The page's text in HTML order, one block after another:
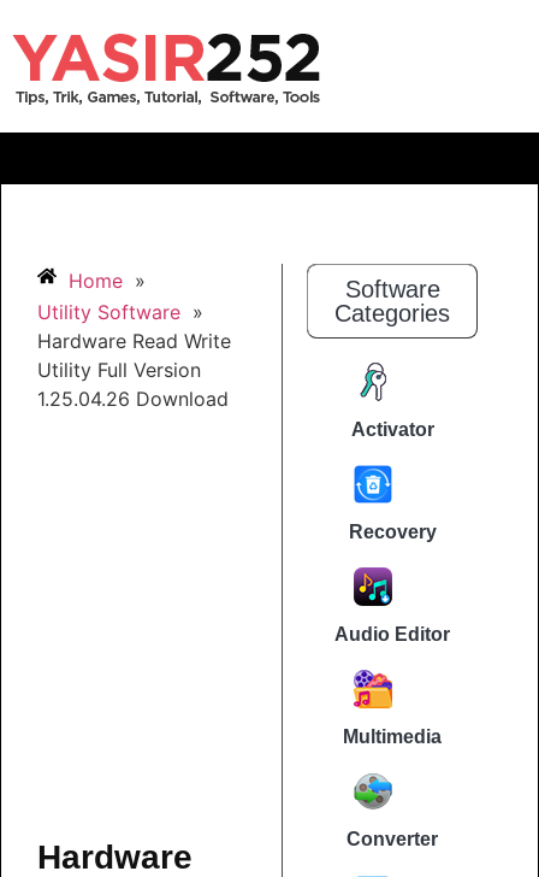
Home »
Utility Software »
Hardware Read Write
Utility Full Version
1.25.04.26 Download
Hardware
Software
Categories
Activator
Recovery
Audio Editor
Multimedia
Converter